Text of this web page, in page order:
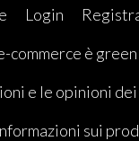
Login
commerce è
e le opinioni
sui